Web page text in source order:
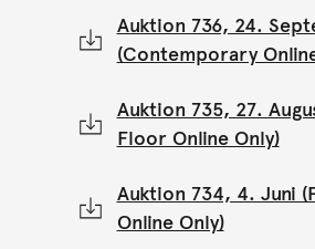
Auktion 736, 24.
(Contemporary
Auktion 735, 27.
Floor Online Only)
Auktion 734, 4. Juni
Online Only)